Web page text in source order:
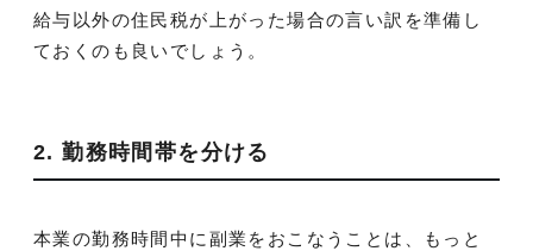
給与以外の住民税が上がった場合の言い訳を準備し
ておくのも良いでしょう。
2. 勤務時間帯を分ける
本業の勤務時間中に副業をおこなうことは、もっと